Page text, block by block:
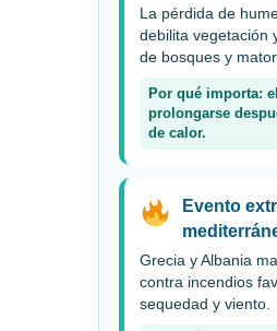
La pérdida de
debilita vegetación
de bosques y
Por qué importa:
prolongarse
de calor.
Evento
Grecia y Albania
contra incendios
sequedad y viento.